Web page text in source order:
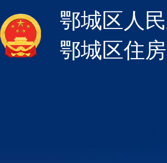
鄂城区人
鄂城区住